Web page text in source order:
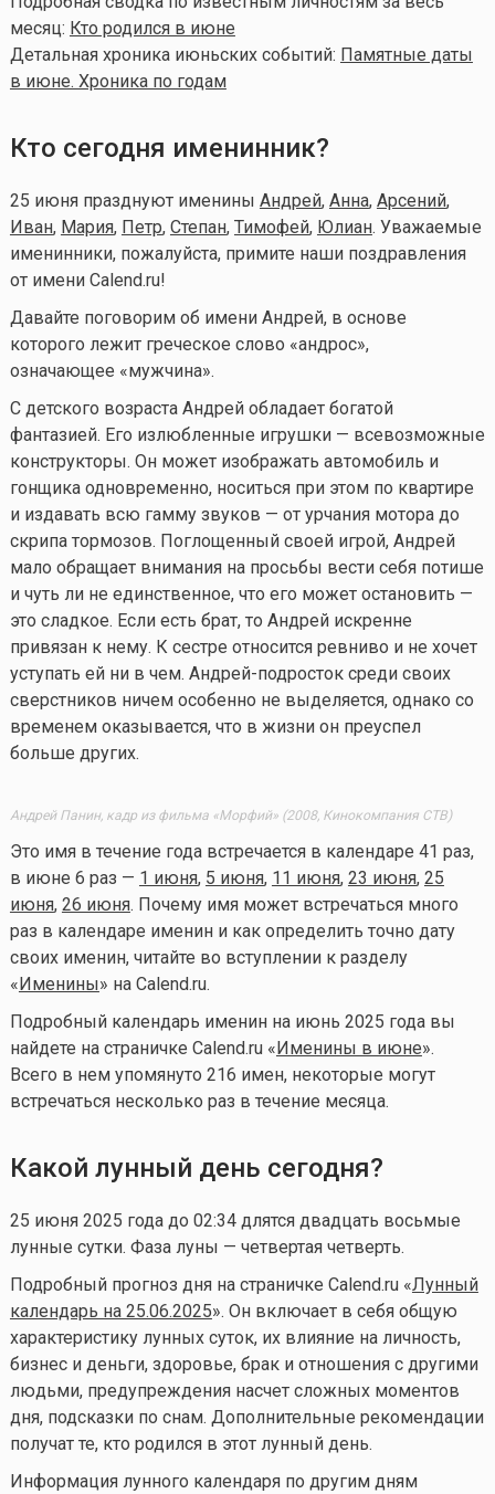
месяц: Кто родился в июне
Детальная хроника июньских событий: Памятные даты
в июне. Хроника по годам
Кто сегодня именинник?
25 июня празднуют именины Андрей, Анна, Арсений,
Иван, Мария, Петр, Степан, Тимофей, Юлиан. Уважаемые
именинники, пожалуйста, примите наши поздравления
от имени Calend.ru!
Давайте поговорим об имени Андрей, в основе
которого лежит греческое слово «андрос»,
означающее «мужчина».
С детского возраста Андрей обладает богатой
фантазией. Его излюбленные игрушки — всевозможные
конструкторы. Он может изображать автомобиль и
гонщика одновременно, носиться при этом по квартире
и издавать всю гамму звуков — от урчания мотора до
скрипа тормозов. Поглощенный своей игрой, Андрей
мало обращает внимания на просьбы вести себя потише
и чуть ли не единственное, что его может остановить —
это сладкое. Если есть брат, то Андрей искренне
привязан к нему. К сестре относится ревниво и не хочет
уступать ей ни в чем. Андрей-подросток среди своих
сверстников ничем особенно не выделяется, однако со
временем оказывается, что в жизни он преуспел
больше других.
Андрей Панин, кадр из фильма «Морфий» (2008, Кинокомпания СТВ)
Это имя в течение года встречается в календаре 41 раз,
в июне 6 раз — 1 июня, 5 июня, 11 июня, 23 июня, 25
июня, 26 июня. Почему имя может встречаться много
раз в календаре именин и как определить точно дату
своих именин, читайте во вступлении к разделу
« Именины» на Calend.ru.
Подробный календарь именин на июнь 2025 года вы
найдете на страничке Calend.ru « Именины в июне».
Всего в нем упомянуто 216 имен, некоторые могут
встречаться несколько раз в течение месяца.
Какой лунный день сегодня?
25 июня 2025 года до 02:34 длятся двадцать восьмые
лунные сутки. Фаза луны — четвертая четверть.
Подробный прогноз дня на страничке Calend.ru «Лунный
календарь на 25.06.2025». Он включает в себя общую
характеристику лунных суток, их влияние на личность,
бизнес и деньги, здоровье, брак и отношения с другими
людьми, предупреждения насчет сложных моментов
дня, подсказки по снам. Дополнительные рекомендации
получат те, кто родился в этот лунный день.
Информация лунного календаря по другим дням